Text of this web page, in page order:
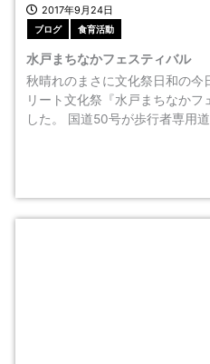
2017年9月24日
ブログ 食育活動
水戸まちなかフェスティバル
秋晴れのまさに文化祭日和の今
リート文化祭『水戸まちなかフ
した。 国道50号が歩行者専用